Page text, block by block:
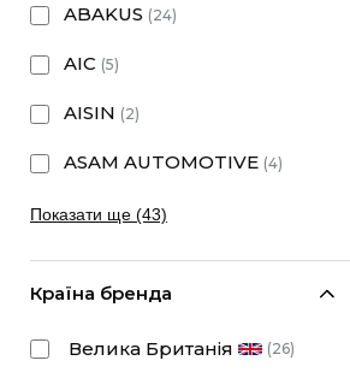
ABAKUS (24)
AIC (5)
AISIN (2)
ASAM AUTOMOTIVE (4)
Показати ще (43)
Країна бренда
Велика Британія (26)